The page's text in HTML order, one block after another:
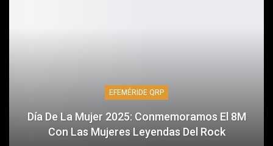
EFEMÉRIDE QRP
Día De La Mujer 2025: Conmemoramos El 8M
Con Las Mujeres Leyendas Del Rock